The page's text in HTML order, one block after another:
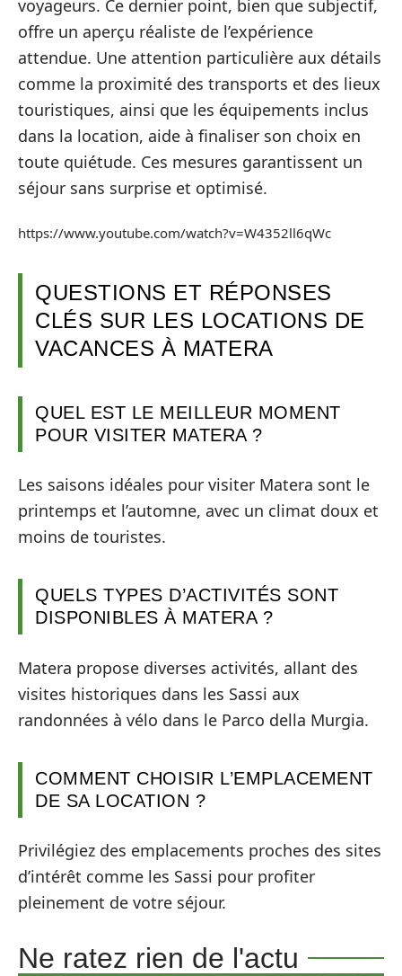
voyageurs. Ce dernier point, bien que subjectif,
offre un aperçu réaliste de l’expérience
attendue. Une attention particulière aux détails
comme la proximité des transports et des lieux
touristiques, ainsi que les équipements inclus
dans la location, aide à finaliser son choix en
toute quiétude. Ces mesures garantissent un
séjour sans surprise et optimisé.
https://www.youtube.com/watch?v=W4352ll6qWc
QUESTIONS ET RÉPONSES
CLÉS SUR LES LOCATIONS DE
VACANCES À MATERA
QUEL EST LE MEILLEUR MOMENT
POUR VISITER MATERA ?
Les saisons idéales pour visiter Matera sont le
printemps et l’automne, avec un climat doux et
moins de touristes.
QUELS TYPES D’ACTIVITÉS SONT
DISPONIBLES À MATERA ?
Matera propose diverses activités, allant des
visites historiques dans les Sassi aux
randonnées à vélo dans le Parco della Murgia.
COMMENT CHOISIR L’EMPLACEMENT
DE SA LOCATION ?
Privilégiez des emplacements proches des sites
d’intérêt comme les Sassi pour profiter
pleinement de votre séjour.
Ne ratez rien de l'actu